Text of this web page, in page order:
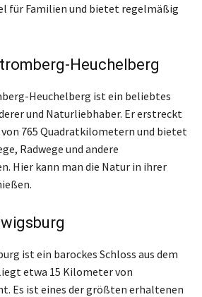
für Familien und bietet regelmäßig
Heuchelberg
Heuchelberg ist ein beliebtes
und Naturliebhaber. Er erstreckt
von 765 Quadratkilometern und bietet
Radwege und andere
Hier kann man die Natur in ihrer
ist ein barockes Schloss aus dem
etwa 15 Kilometer von
Es ist eines der größten erhaltenen